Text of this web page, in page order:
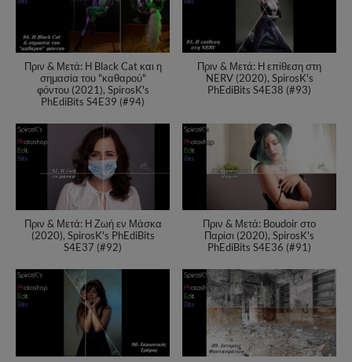
Πριν & Μετά: Η Black Cat και η
σημασία του "καθαρού"
φόντου (2021), SpirosK's
PhEdiBits S4E39 (#94)
Πριν & Μετά: Η επίθεση στη
NERV (2020), SpirosK's
PhEdiBits S4E38 (#93)
Πριν & Μετά: Η Ζωή εν Μάσκα
(2020), SpirosK's PhEdiBits
S4E37 (#92)
Πριν & Μετά: Boudoir στο
Παρίσι (2020), SpirosK's
PhEdiBits S4E36 (#91)